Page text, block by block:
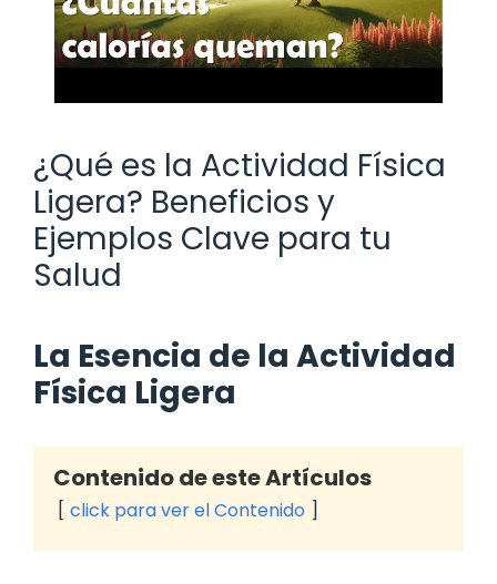
¿Qué es la Actividad Física
Ligera? Beneficios y
Ejemplos Clave para tu
Salud
La Esencia de la Actividad
Física Ligera
Contenido de este Artículos
click para ver el Contenido